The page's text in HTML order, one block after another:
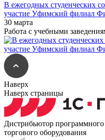
В ежегодных студенческих
участие Уфимский филиал
30 марта
Работа с учебными
Наверх
Наверх страницы
Дистрибьютор
торгового оборудования